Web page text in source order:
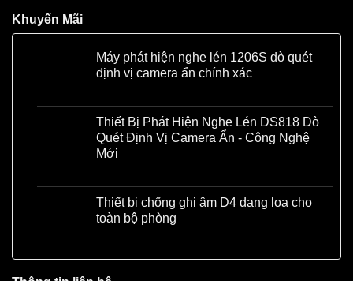
Khuyến Mãi
Máy phát hiện nghe lén 1206S dò quét
định vị camera ẩn chính xác
Thiết Bị Phát Hiện Nghe Lén DS818 Dò
Quét Định Vị Camera Ẩn - Công Nghệ
Mới
Thiết bị chống ghi âm D4 dạng loa cho
toàn bộ phòng